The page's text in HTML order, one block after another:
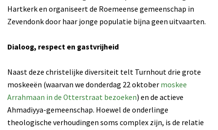
Hartkerk en organiseert de Roemeense gemeenschap in
Zevendonk door haar jonge populatie bijna geen uitvaarten.
Dialoog, respect en gastvrijheid
Naast deze christelijke diversiteit telt Turnhout drie grote
moskeeën (waarvan we donderdag 22 oktober moskee
Arrahmaan in de Otterstraat bezoeken) en de actieve
Ahmadiyya-gemeenschap. Hoewel de onderlinge
theologische verhoudingen soms complex zijn, is de relatie